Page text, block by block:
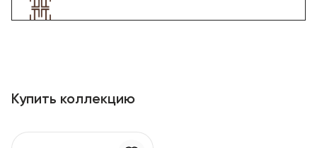
Купить коллекцию